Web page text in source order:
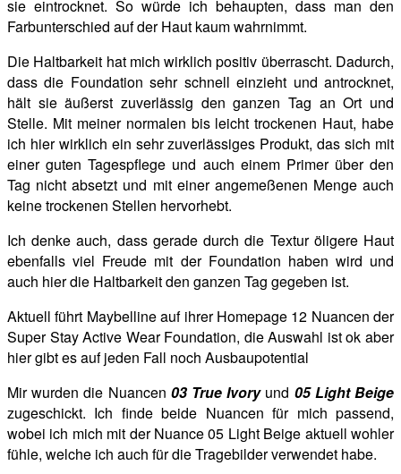
sie eintrocknet. So würde ich behaupten, dass man den
Farbunterschied auf der Haut kaum wahrnimmt.
Die Haltbarkeit hat mich wirklich positiv überrascht. Dadurch,
dass die Foundation sehr schnell einzieht und antrocknet,
hält sie äußerst zuverlässig den ganzen Tag an Ort und
Stelle. Mit meiner normalen bis leicht trockenen Haut, habe
ich hier wirklich ein sehr zuverlässiges Produkt, das sich mit
einer guten Tagespflege und auch einem Primer über den
Tag nicht absetzt und mit einer angemeßenen Menge auch
keine trockenen Stellen hervorhebt.
Ich denke auch, dass gerade durch die Textur öligere Haut
ebenfalls viel Freude mit der Foundation haben wird und
auch hier die Haltbarkeit den ganzen Tag gegeben ist.
Aktuell führt Maybelline auf ihrer Homepage 12 Nuancen der
Super Stay Active Wear Foundation, die Auswahl ist ok aber
hier gibt es auf jeden Fall noch Ausbaupotential
Mir wurden die Nuancen 03 True Ivoryund 05 Light Beige
zugeschickt. Ich finde beide Nuancen für mich passend,
wobei ich mich mit der Nuance 05 Light Beige aktuell wohler
fühle, welche ich auch für die Tragebilder verwendet habe.